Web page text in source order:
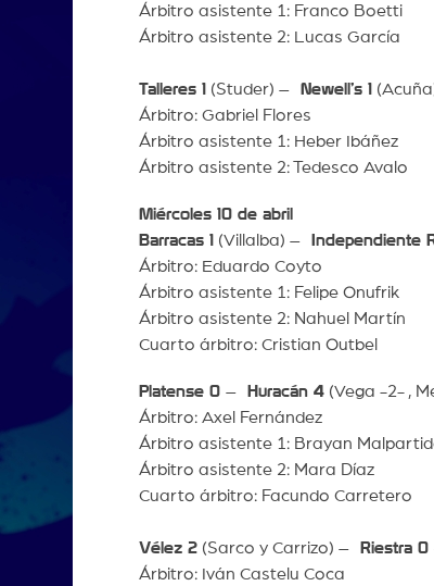
Árbitro asistente 1: Franco Boetti
Árbitro asistente 2: Lucas García
Talleres 1(Studer) – Newell’s 1
Árbitro: Gabriel Flores
Árbitro asistente 1: Heber Ibáñez
Árbitro asistente 2: Tedesco Avalo
Miércoles 10 de abril
Barracas 1 (Villalba) – Independiente
Árbitro: Eduardo Coyto
Árbitro asistente 1: Felipe Onufrik
Árbitro asistente 2: Nahuel Martín
Cuarto árbitro: Cristian Outbel
Platense 0 – Huracán 4(Vega -2- ,
Árbitro: Axel Fernández
Árbitro asistente 1: Brayan
Árbitro asistente 2: Mara Díaz
Cuarto árbitro: Facundo Carretero
Vélez 2(Sarco y Carrizo) – Riestra 0
Árbitro: Iván Castelu Coca